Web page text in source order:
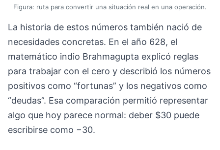
Figura: ruta para convertir una situación real en una operación.
La historia de estos números también nació de
necesidades concretas. En el año 628, el
matemático indio Brahmagupta explicó reglas
para trabajar con el cero y describió los números
positivos como “fortunas” y los negativos como
“deudas”. Esa comparación permitió representar
algo que hoy parece normal: deber $30 puede
escribirse como −30.